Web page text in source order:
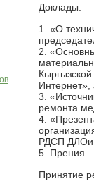
Доклады:
1. «О
2.
3.
ремонта
4.
РДСП
5. Прения.
Принятие